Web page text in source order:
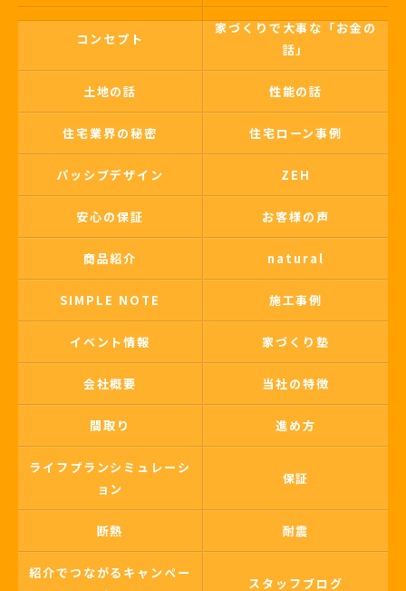
コンセプト
家づくりで大事な「お金の
話」
土地の話 性能の話
住宅業界の秘密 住宅ローン事例
パッシブデザイン ZEH
安心の保証 お客様の声
商品紹介 natural
SIMPLE NOTE 施工事例
イベント情報 家づくり塾
会社概要 当社の特徴
間取り 進め方
ライフプランシミュレーシ
ョン
保証
断熱 耐震
紹介でつながるキャンペー
スタッフブログ